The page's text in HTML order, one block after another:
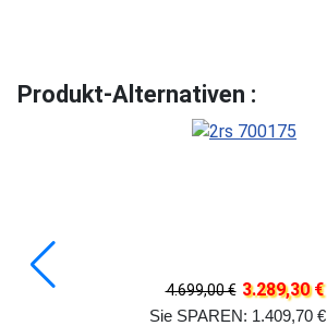
Produkt-Alternativen :
4.699,00 € 3.289,30 €
Sie SPAREN: 1.409,70 €